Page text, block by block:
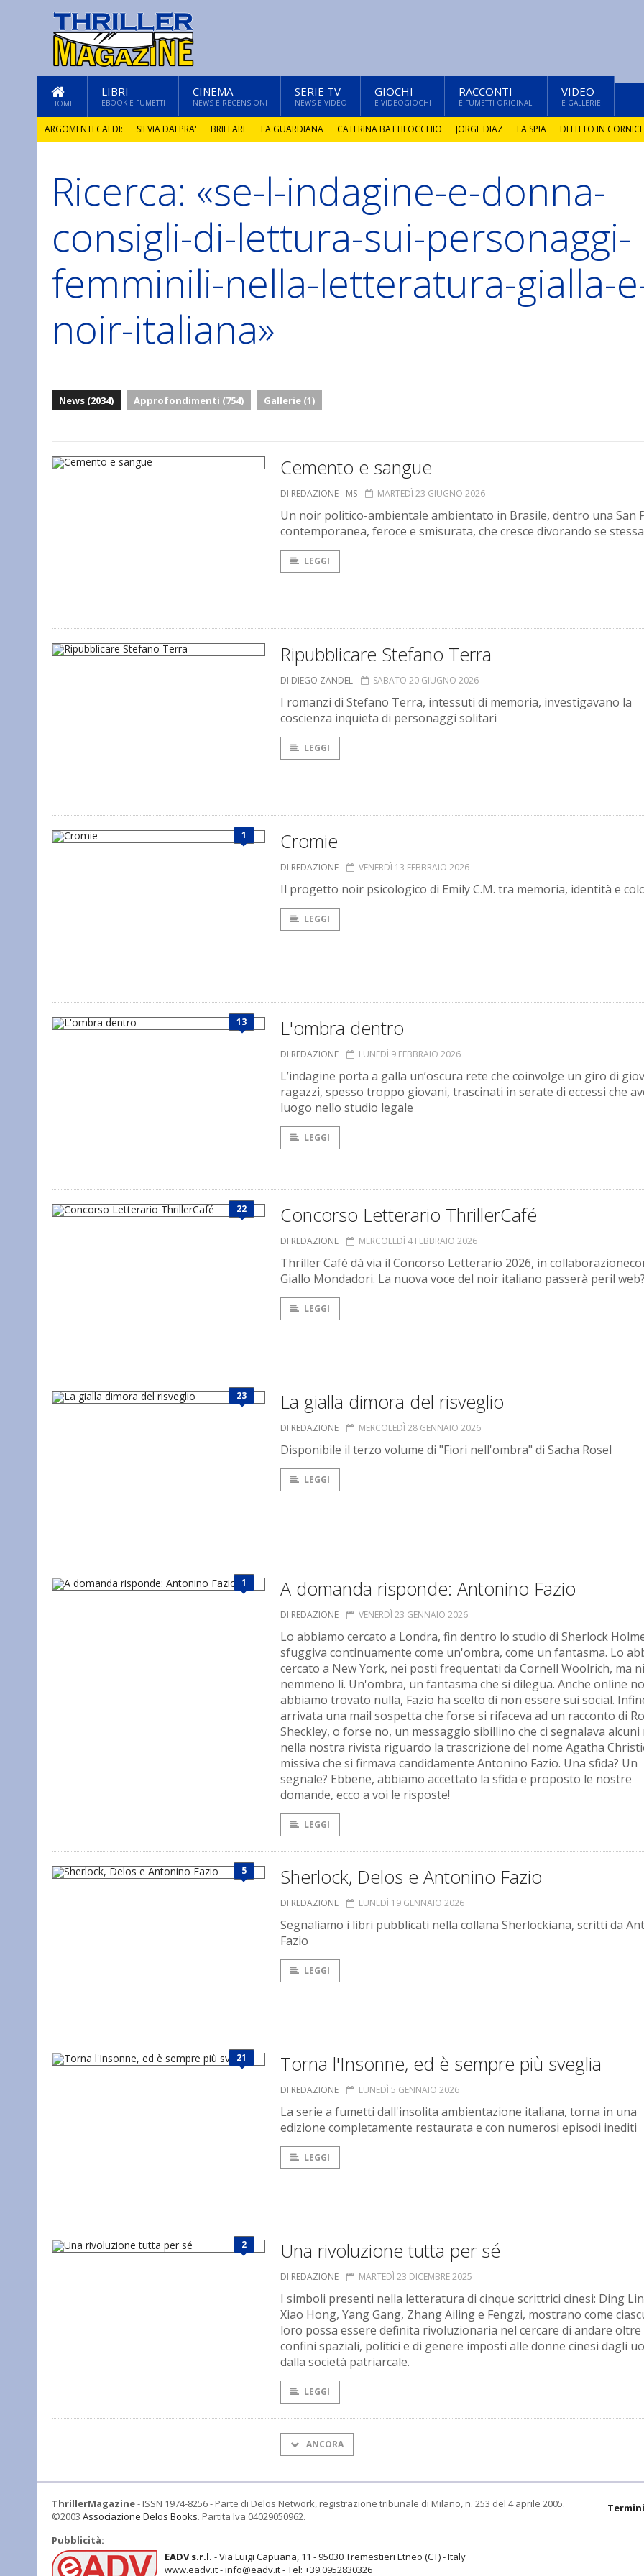
HOME
LIBRI
EBOOK E FUMETTI
CINEMA
NEWS E RECENSIONI
SERIE TV
NEWS E VIDEO
GIOCHI
E VIDEOGIOCHI
RACCONTI
E FUMETTI ORIGINALI
VIDEO
E GALLERIE
ARGOMENTI CALDI: SILVIA DAI PRA' BRILLARE LA GUARDIANA CATERINA BATTILOCCHIO JORGE DIAZ LA SPIA DELITTO IN CORNICE
GLI ANNI DI PIETRA
Ricerca: «se-l-indagine-e-donna-
consigli-di-lettura-sui-personaggi-
femminili-nella-letteratura-gialla-
noir-italiana»
News (2034) Approfondimenti (754) Gallerie (1)
Cemento e sangue
DI REDAZIONE - MS MARTEDÌ 23 GIUGNO 2026
Un noir politico-ambientale ambientato in Brasile, dentro una San
contemporanea, feroce e smisurata, che cresce divorando se stessa
LEGGI
Ripubblicare Stefano Terra
DI DIEGO ZANDEL SABATO 20 GIUGNO 2026
I romanzi di Stefano Terra, intessuti di memoria, investigavano la
coscienza inquieta di personaggi solitari
LEGGI
1 Cromie
DI REDAZIONE VENERDÌ 13 FEBBRAIO 2026
Il progetto noir psicologico di Emily C.M. tra memoria, identità e
LEGGI
13 L'ombra dentro
DI REDAZIONE LUNEDÌ 9 FEBBRAIO 2026
L’indagine porta a galla un’oscura rete che coinvolge un giro di
ragazzi, spesso troppo giovani, trascinati in serate di eccessi che
luogo nello studio legale
LEGGI
22 Concorso Letterario ThrillerCafé
DI REDAZIONE MERCOLEDÌ 4 FEBBRAIO 2026
Thriller Café dà via il Concorso Letterario 2026, in
Giallo Mondadori. La nuova voce del noir italiano passerà peril web?
LEGGI
23 La gialla dimora del risveglio
DI REDAZIONE MERCOLEDÌ 28 GENNAIO 2026
Disponibile il terzo volume di "Fiori nell'ombra" di Sacha Rosel
LEGGI
1 A domanda risponde: Antonino Fazio
DI REDAZIONE VENERDÌ 23 GENNAIO 2026
Lo abbiamo cercato a Londra, fin dentro lo studio di Sherlock
sfuggiva continuamente come un'ombra, come un fantasma. Lo
cercato a New York, nei posti frequentati da Cornell Woolrich, ma
nemmeno lì. Un'ombra, un fantasma che si dilegua. Anche online
abbiamo trovato nulla, Fazio ha scelto di non essere sui social.
arrivata una mail sospetta che forse si rifaceva ad un racconto di
Sheckley, o forse no, un messaggio sibillino che ci segnalava
nella nostra rivista riguardo la trascrizione del nome Agatha
missiva che si firmava candidamente Antonino Fazio. Una sfida? Un
segnale? Ebbene, abbiamo accettato la sfida e proposto le nostre
domande, ecco a voi le risposte!
LEGGI
5 Sherlock, Delos e Antonino Fazio
DI REDAZIONE LUNEDÌ 19 GENNAIO 2026
Segnaliamo i libri pubblicati nella collana Sherlockiana, scritti da
Fazio
LEGGI
21 Torna l'Insonne, ed è sempre più sveglia
DI REDAZIONE LUNEDÌ 5 GENNAIO 2026
La serie a fumetti dall'insolita ambientazione italiana, torna in una
edizione completamente restaurata e con numerosi episodi inediti
LEGGI
2 Una rivoluzione tutta per sé
DI REDAZIONE MARTEDÌ 23 DICEMBRE 2025
I simboli presenti nella letteratura di cinque scrittrici cinesi: Ding
Xiao Hong, Yang Gang, Zhang Ailing e Fengzi, mostrano come
loro possa essere definita rivoluzionaria nel cercare di andare oltre
confini spaziali, politici e di genere imposti alle donne cinesi dagli
dalla società patriarcale.
LEGGI
ANCORA
ThrillerMagazine- ISSN 1974-8256 - Parte di Delos Network, registrazione tribunale di Milano, n. 253 del 4 aprile 2005.
©2003 Associazione Delos Books. Partita Iva 04029050962.
Pubblicità:
EADV s.r.l. - Via Luigi Capuana, 11 - 95030 Tremestieri Etneo (CT) - Italy
www.eadv.it - info@eadv.it - Tel: +39.0952830326